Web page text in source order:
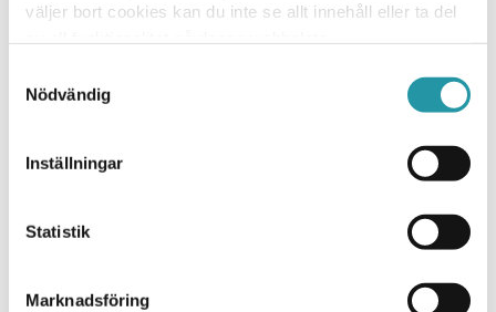
väljer bort cookies kan du inte se allt innehåll eller ta del
Nödvändig
Inställningar
Statistik
Marknadsföring
Nacka 2019-07-04
TL Bygg AB (publ)
*Illustration från AIX Arkitekter
Vill du veta mer?